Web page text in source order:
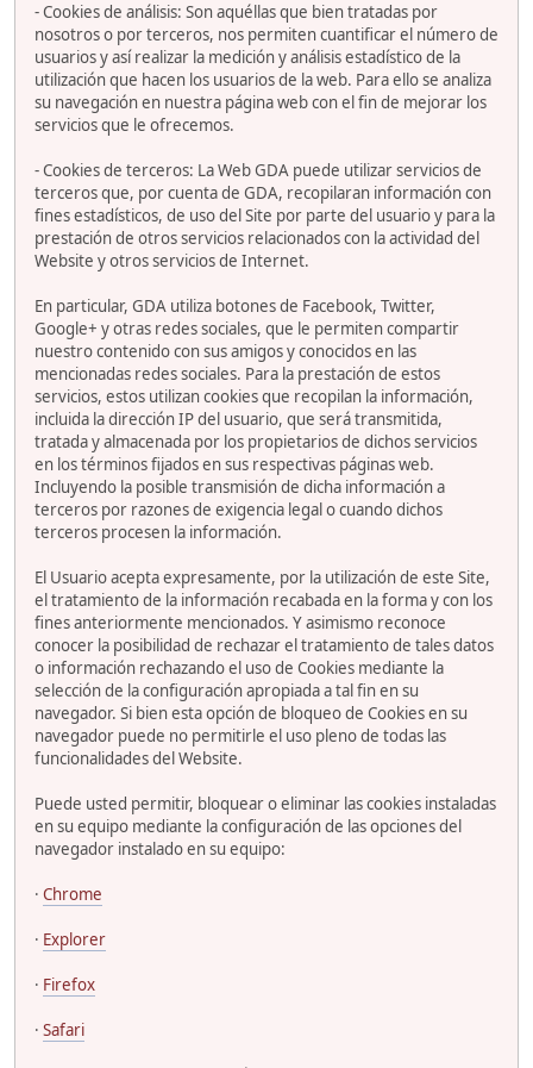
- Cookies de análisis: Son aquéllas que bien tratadas por
nosotros o por terceros, nos permiten cuantificar el número de
usuarios y así realizar la medición y análisis estadístico de la
utilización que hacen los usuarios de la web. Para ello se analiza
su navegación en nuestra página web con el fin de mejorar los
servicios que le ofrecemos.
- Cookies de terceros: La Web GDA puede utilizar servicios de
terceros que, por cuenta de GDA, recopilaran información con
fines estadísticos, de uso del Site por parte del usuario y para la
prestación de otros servicios relacionados con la actividad del
Website y otros servicios de Internet.
En particular, GDA utiliza botones de Facebook, Twitter,
Google+ y otras redes sociales, que le permiten compartir
nuestro contenido con sus amigos y conocidos en las
mencionadas redes sociales. Para la prestación de estos
servicios, estos utilizan cookies que recopilan la información,
incluida la dirección IP del usuario, que será transmitida,
tratada y almacenada por los propietarios de dichos servicios
en los términos fijados en sus respectivas páginas web.
Incluyendo la posible transmisión de dicha información a
terceros por razones de exigencia legal o cuando dichos
terceros procesen la información.
El Usuario acepta expresamente, por la utilización de este Site,
el tratamiento de la información recabada en la forma y con los
fines anteriormente mencionados. Y asimismo reconoce
conocer la posibilidad de rechazar el tratamiento de tales datos
o información rechazando el uso de Cookies mediante la
selección de la configuración apropiada a tal fin en su
navegador. Si bien esta opción de bloqueo de Cookies en su
navegador puede no permitirle el uso pleno de todas las
funcionalidades del Website.
Puede usted permitir, bloquear o eliminar las cookies instaladas
en su equipo mediante la configuración de las opciones del
navegador instalado en su equipo:
· Chrome
· Explorer
· Firefox
· Safari